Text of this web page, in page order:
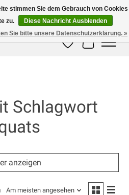
1525 9705 011
Wunschzettel
Ihr
Schlagwort
anzeigen
Am meisten angesehen
stimmen Sie dem Gebrauch von Cookies
zu.
Diese Nachricht Ausblenden
Sie bitte unsere Datenschutzerklärung. »